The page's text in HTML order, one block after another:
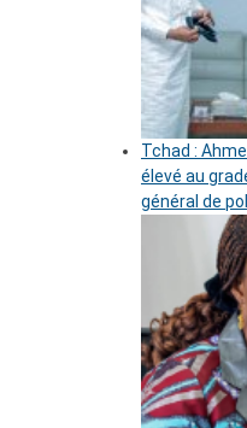
Tchad :
élevé au
général de